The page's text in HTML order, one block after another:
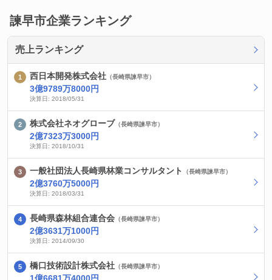
諫早市企業ランキング
売上ランキング
西日本開発株式会社 （長崎県諫早市）
3億9789万8000円
決算日: 2018/05/31
株式会社ネオグローブ （長崎県諫早市）
2億7323万3000円
決算日: 2018/10/31
一般社団法人長崎県林業コンサルタント （長崎県諫早市）
2億3760万5000円
決算日: 2018/03/31
長崎県森林組合連合会 （長崎県諫早市）
2億3631万1000円
決算日: 2014/09/30
橋口技術設計株式会社 （長崎県諫早市）